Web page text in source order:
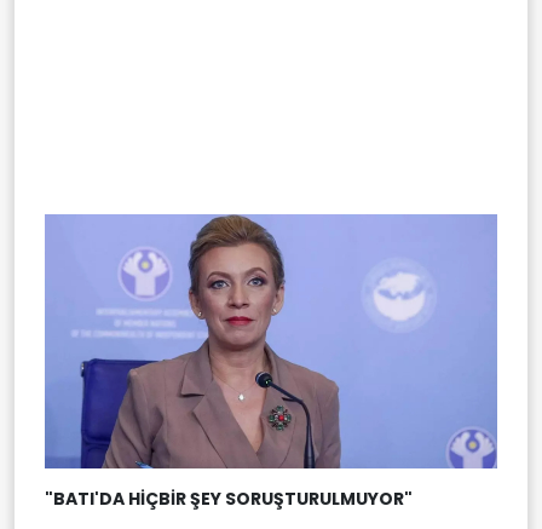
"BATI'DA HİÇBİR ŞEY SORUŞTURULMUYOR"